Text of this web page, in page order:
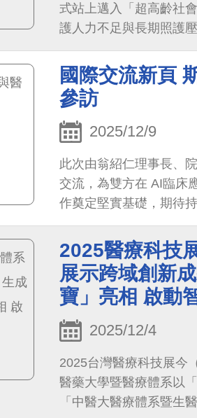
式站上邁入「超高齡社
護人力不足與長期照護
更以 29.4% 的老年人口
外關鍵。
國際交流新頁
參訪
2025/12/9
此次由翁紹仁理事長、
交流，為雙方在 AI臨床
作奠定堅實基礎，期待
2025醫療科技
展示跨域創新
寶」亮相 啟動
2025/12/4
2025台灣醫療科技展今
醫藥大學暨醫療體系以
「中醫大醫療體系暨生